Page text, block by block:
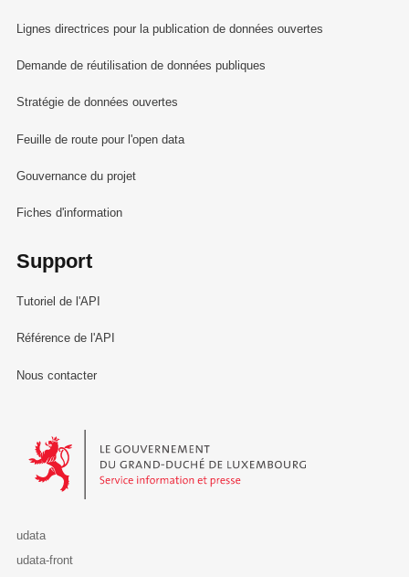
Lignes directrices pour la publication de données ouvertes
Demande de réutilisation de données publiques
Stratégie de données ouvertes
Feuille de route pour l'open data
Gouvernance du projet
Fiches d'information
Support
Tutoriel de l'API
Référence de l'API
Nous contacter
Le Gouvernement du Grand-Duché de Luxembourg - Service
udata
udata-front